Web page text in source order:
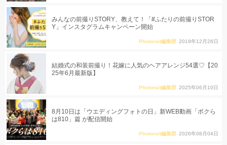
みんなの前撮りSTORY、教えて！「#ふたりの前撮りSTOR
Y」インスタグラムキャンペーン開始
Photorait編集部 2019年12月26日
結婚式の和装前撮り！花嫁に人気のヘアアレンジ54選♡【20
25年6月最新版】
Photorait編集部 2025年06月10日
8月10日は「ウエディングフォトの日」新WEB動画「ボクら
は810」篇 が配信開始
Photorait編集部 2026年08月04日